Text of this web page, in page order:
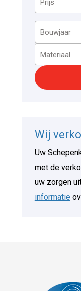
Wij
Uw
met de
uw zorgen
informatie